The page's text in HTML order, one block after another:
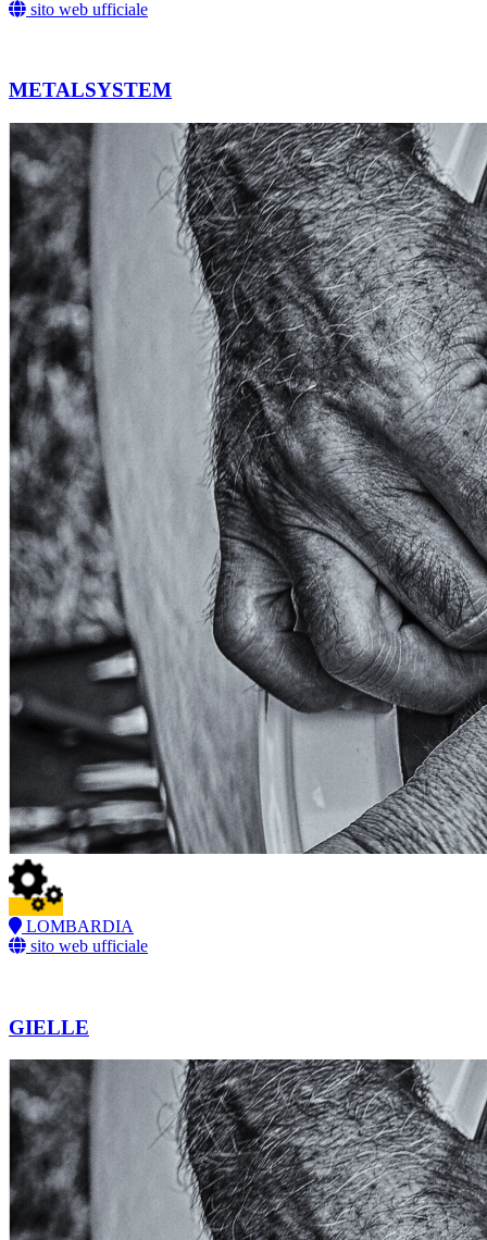
sito web ufficiale
METALSYSTEM
LOMBARDIA
sito web ufficiale
GIELLE